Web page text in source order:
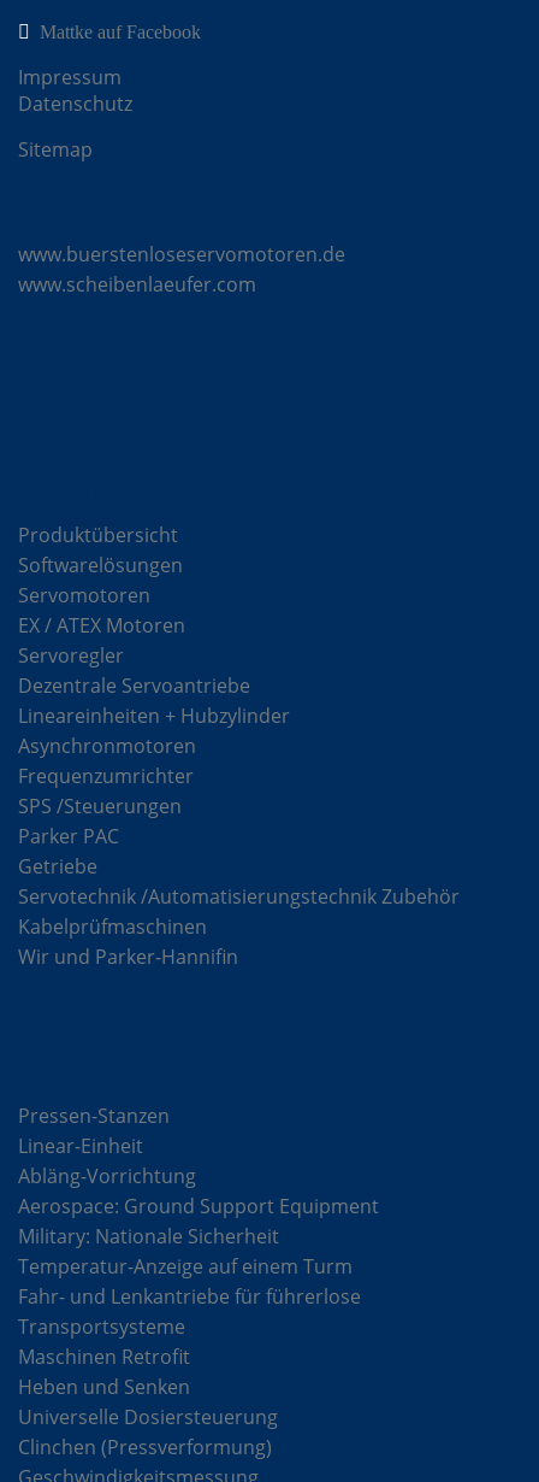
Mattke auf Facebook
Impressum
Datenschutz
Sitemap
www.buerstenloseservomotoren.de
www.scheibenlaeufer.com
Produktübersicht
Softwarelösungen
Servomotoren
EX / ATEX Motoren
Servoregler
Dezentrale Servoantriebe
Lineareinheiten + Hubzylinder
Asynchronmotoren
Frequenzumrichter
SPS /Steuerungen
Parker PAC
Getriebe
Servotechnik /Automatisierungstechnik Zubehör
Kabelprüfmaschinen
Wir und Parker-Hannifin
Pressen-Stanzen
Linear-Einheit
Abläng-Vorrichtung
Aerospace: Ground Support Equipment
Military: Nationale Sicherheit
Temperatur-Anzeige auf einem Turm
Fahr- und Lenkantriebe für führerlose
Transportsysteme
Maschinen Retrofit
Heben und Senken
Universelle Dosiersteuerung
Clinchen (Pressverformung)